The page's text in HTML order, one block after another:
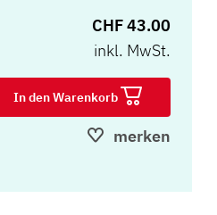
CHF 43.00
inkl. MwSt.
In den Warenkorb
merken